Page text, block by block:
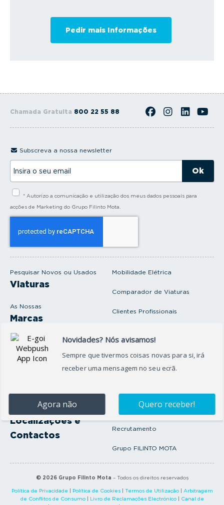
Chamada Gratuita 800 22 55 88
Pesquisar Novos ou Usados
Viaturas
As Nossas
Marcas
Produtos e serviços
Oficina
Onde Estamos
Localizações e
Contactos
Mobilidade Elétrica
Comparador de Viaturas
Clientes Profissionais
Seguros Protector
Artigos e Notícias
Recrutamento
Grupo FILINTO MOTA
Subscreva a nossa newsletter
s
l
* Autorizo a comunicação e utilização dos meus dados pessoais para
acções de Marketing do Grupo Filinto Mota.
© 2026Grupo Filinto Mota – Todos os direitos reservados
Política de Privacidade | Política de Cookies| Termos de Utilização| Arbitragem
de Conflitos de Consumo| Livro de Reclamações Electrónico| Canal de